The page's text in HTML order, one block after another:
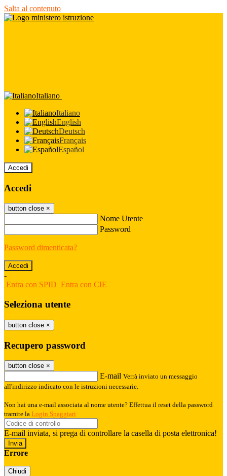
Salta al contenuto
Italiano
Italiano
English
Deutsch
Français
Español
Accedi
Accedi
button close ×
Nome Utente
Password
Password dimenticata?
-
Entra con SPID Entra con CIE
Seleziona utente
button close ×
Recupero password
button close ×
E-mail Verrà inviato un messaggio
all'indirizzo indicato con le istruzioni necessarie.
Non hai una e-mail associata al nome utente? Effettua il reset della password
tramite la Login Spaggiari
E-mail inviata, si prega di controllare la casella di posta elettronica!
Errore
Chiudi